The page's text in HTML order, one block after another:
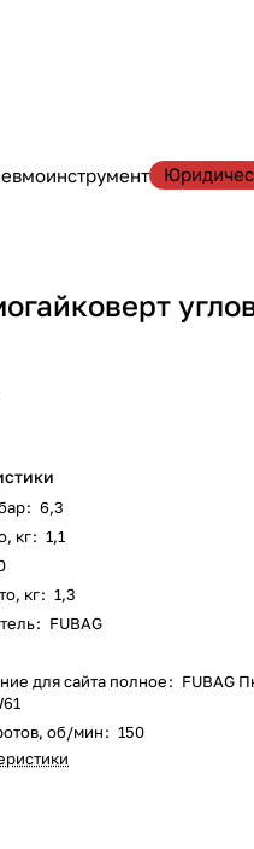
: 6,3
кг: 1,1
кг: 1,3
: FUBAG
для сайта полное: FUBAG
об/мин: 150